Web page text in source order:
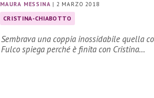
MAURA MESSINA | 2 MARZO 2018
CRISTINA-CHIABOTTO
Sembrava una coppia inossidabile quella
Fulco spiega perché è finita con Cristina…